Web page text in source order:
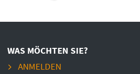
WAS MÖCHTEN SIE?
ANMELDEN